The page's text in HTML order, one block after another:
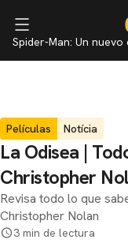
Spider-Man: Un nuevo
Películas Notícia
La Odisea |
Christopher
Revisa todo lo que
Christopher Nolan
3 min de lectura